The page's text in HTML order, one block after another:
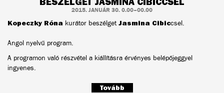
2015. JANUÁR 30. 0.00–00.00
Kopeczky Róna kurátor beszélgetJasmina Cibiccsel.
Angol nyelvű program.
A programon való részvétel a kiállításra érvényes belépőjeggyel
ingyenes.
Tovább